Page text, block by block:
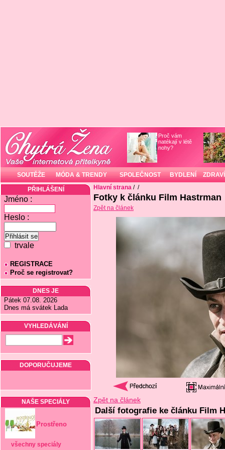
Proč vám
natékají v létě
nohy?
SOUTĚŽE MÓDA & TRENDY SPOLEČNOST BYDLENÍ ZDRAVÍ
PŘIHLÁŠENÍ
Jméno :
Heslo :
trvale
REGISTRACE
Proč se registrovat?
DNES JE
Pátek 07.08. 2026
Dnes má svátek Lada
VYHLEDÁVÁNÍ
DOPORUČUJEME
NAŠE SPECIÁLY
Prostřeno
všechny speciály
Hlavní strana / /
Fotky k článku Film Hastrman
Zpět na článek
Zpět na článek
Další fotografie ke článku Film